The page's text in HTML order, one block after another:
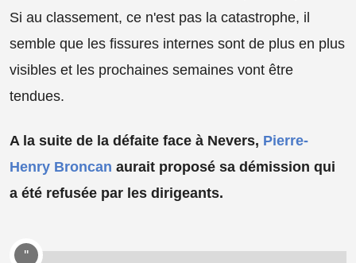
Si au classement, ce n'est pas la catastrophe, il
semble que les fissures internes sont de plus en plus
visibles et les prochaines semaines vont être
tendues.
A la suite de la défaite face à Nevers, Pierre-
Henry Broncan aurait proposé sa démission qui
a été refusée par les dirigeants.